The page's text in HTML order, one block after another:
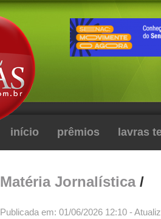
início prêmios lavras
Matéria Jornalística/
Publicada em: 01/06/2026 12:10 -